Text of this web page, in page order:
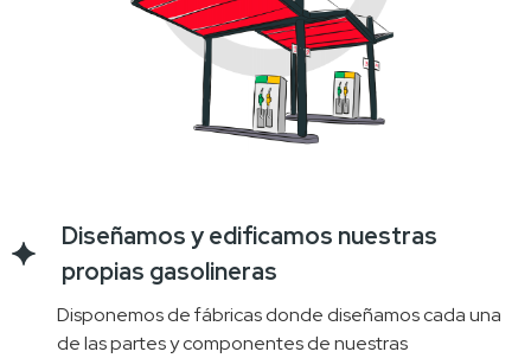
Diseñamos y edificamos nuestras
propias gasolineras
Disponemos de fábricas donde diseñamos cada una